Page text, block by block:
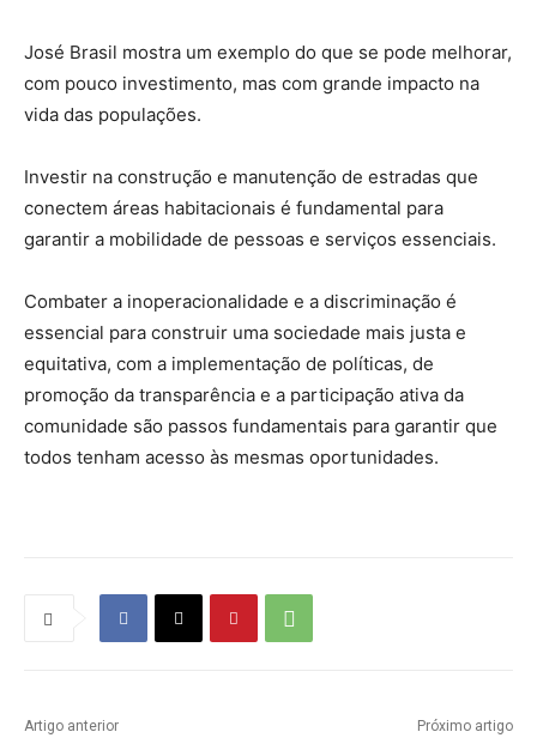
José Brasil mostra um exemplo do que se pode melhorar,
com pouco investimento, mas com grande impacto na
vida das populações.
Investir na construção e manutenção de estradas que
conectem áreas habitacionais é fundamental para
garantir a mobilidade de pessoas e serviços essenciais.
Combater a inoperacionalidade e a discriminação é
essencial para construir uma sociedade mais justa e
equitativa, com a implementação de políticas, de
promoção da transparência e a participação ativa da
comunidade são passos fundamentais para garantir que
todos tenham acesso às mesmas oportunidades.
Artigo anterior Próximo artigo